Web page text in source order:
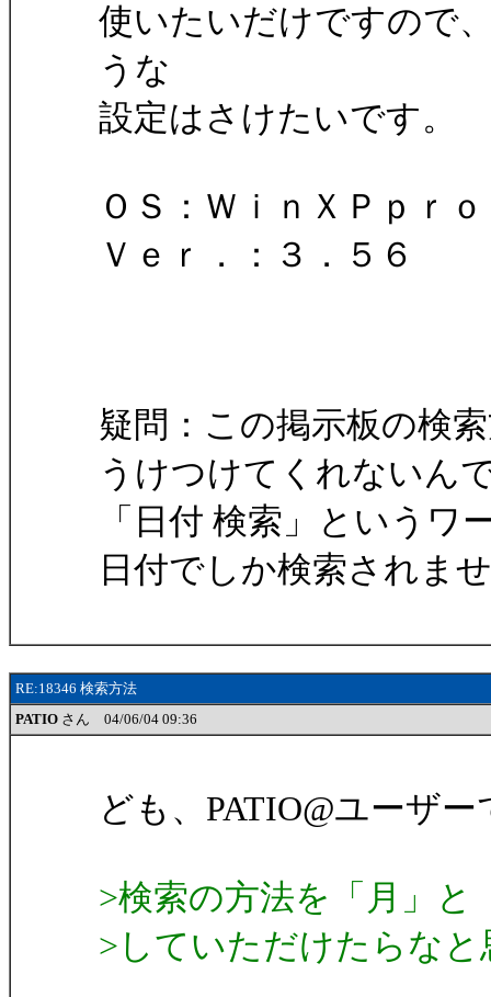
使いたいだけですので
うな
設定はさけたいです。
ＯＳ：ＷｉｎＸＰｐｒｏ
Ｖｅｒ．：３．５６
疑問：この掲示板の検
うけつけてくれないん
「日付 検索」というワ
日付でしか検索されま
RE:18346 検索方法
PATIO さん 04/06/04 09:36
ども、PATIO@ユーザー
>検索の方法を「月」
>していただけたらなと